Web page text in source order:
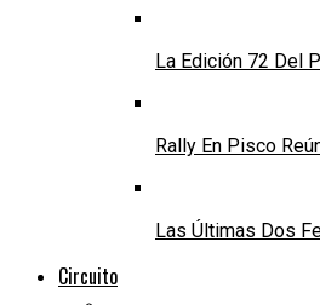
La Edición 72 Del
Rally En Pisco
Las Últimas Dos
Circuito